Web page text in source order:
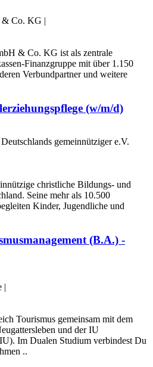
& Co. KG |
& Co. KG ist als zentrale
Finanzgruppe mit über 1.150
Verbundpartner und weitere
(w/m/d)
gemeinnütziger e.V.
christliche Bildungs- und
Seine mehr als 10.500
Kinder, Jugendliche und
(B.A.) -
|
Tourismus gemeinsam mit dem
und der IU
Im Dualen Studium verbindest Du
..